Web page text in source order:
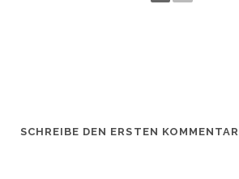
SCHREIBE DEN ERSTEN KOMMENTAR